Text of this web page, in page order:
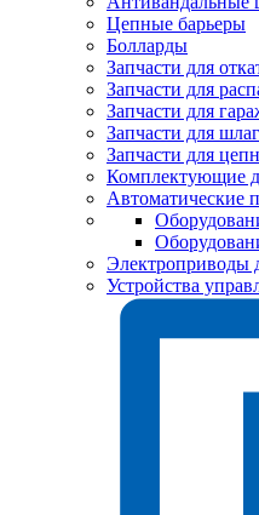
Цепные барьеры
Болларды
Запчасти для
Запчасти для
Запчасти для
Запчасти для
Запчасти для
Комплектующие
Автоматические
Электроприводы
Устройства